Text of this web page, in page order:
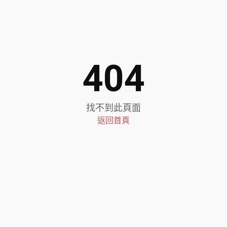
404
找不到此頁面
返回首頁